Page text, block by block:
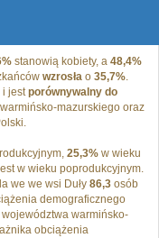
stanowią kobiety, a 48,4%
wzrosła o 35,7%.
i jestporównywalny do
mazurskiego oraz
25,3% w wieku
w wieku poprodukcyjnym.
we we wsi Duły 86,3 osób
demograficznego
warmińsko-
obciążenia